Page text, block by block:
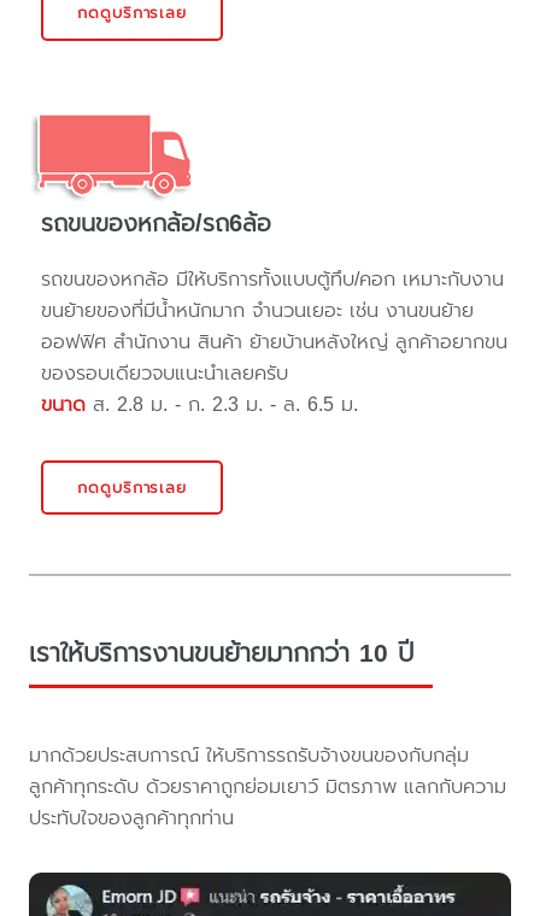
กดดูบริการเลย
รถขนของหกล้อ/รถ6ล้อ
รถขนของหกล้อ มีให้บริการทั้งแบบตู้ทึบ/คอก เหมาะกับงาน
ขนย้ายของที่มีน้ำหนักมาก จำนวนเยอะ เช่น งานขนย้าย
ออฟฟิศ สำนักงาน สินค้า ย้ายบ้านหลังใหญ่ ลูกค้าอยากขน
ของรอบเดียวจบแนะนำเลยครับ
ขนาด ส. 2.8 ม. - ก. 2.3 ม. - ล. 6.5 ม.
กดดูบริการเลย
เราให้บริการงานขนย้ายมากกว่า 10 ปี
มากด้วยประสบการณ์ ให้บริการรถรับจ้างขนของกับกลุ่ม
ลูกค้าทุกระดับ ด้วยราคาถูกย่อมเยาว์ มิตรภาพ แลกกับความ
ประทับใจของลูกค้าทุกท่าน